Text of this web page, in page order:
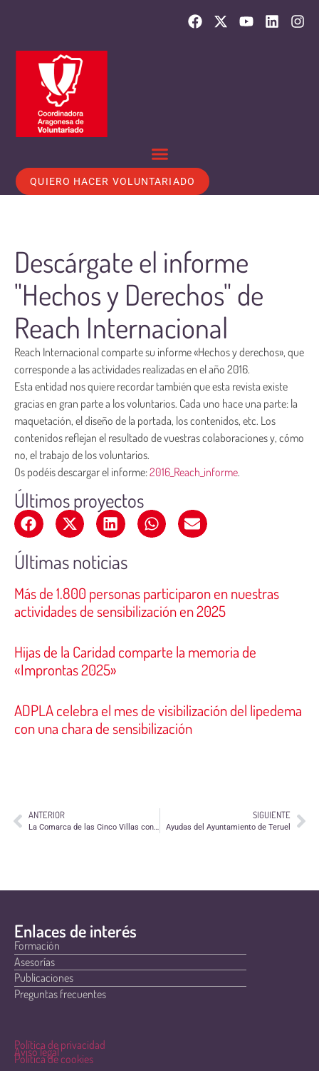
QUIERO HACER VOLUNTARIADO
Descárgate el informe
"Hechos y Derechos" de
Reach Internacional
Reach Internacional comparte su informe «Hechos y derechos», que
corresponde a las actividades realizadas en el año 2016.
Esta entidad nos quiere recordar también que esta revista existe
gracias en gran parte a los voluntarios. Cada uno hace una parte: la
maquetación, el diseño de la portada, los contenidos, etc. Los
contenidos reflejan el resultado de vuestras colaboraciones y, cómo
no, el trabajo de los voluntarios.
Os podéis descargar el informe:2016_Reach_informe.
Últimos proyectos
Últimas noticias
Más de 1.800 personas participaron en nuestras
actividades de sensibilización en 2025
Hijas de la Caridad comparte la memoria de
«Improntas 2025»
ADPLA celebra el mes de visibilización del lipedema
con una chara de sensibilización
ANTERIOR
La Comarca de las Cinco Villas convoca ayudas a Juventud y Acción Social
SIGUIENTE
Ayudas del Ayuntamiento de Teruel
Enlaces de interés
Formación
Asesorías
Publicaciones
Preguntas frecuentes
Política de privacidad
Aviso legal
Política de cookies